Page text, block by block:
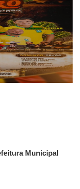
Municipal